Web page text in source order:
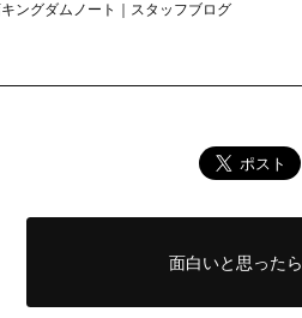
ングダムノート｜スタッフブログ
面白いと思ったら